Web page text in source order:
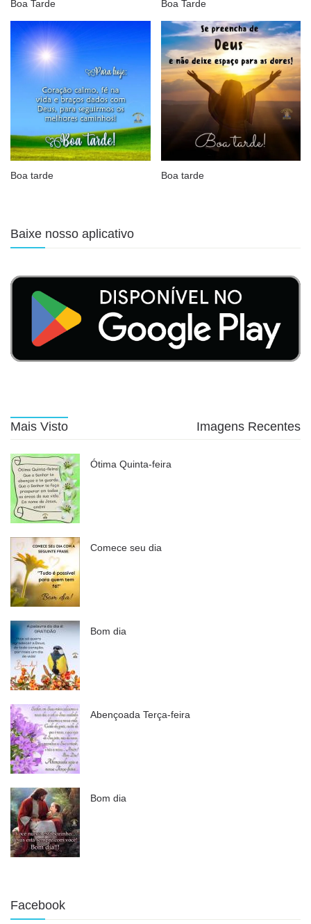
Boa Tarde Boa Tarde
Boa tarde Boa tarde
Baixe nosso aplicativo
Mais Visto Imagens Recentes
Ótima Quinta-feira
Comece seu dia
Bom dia
Abençoada Terça-feira
Bom dia
Facebook